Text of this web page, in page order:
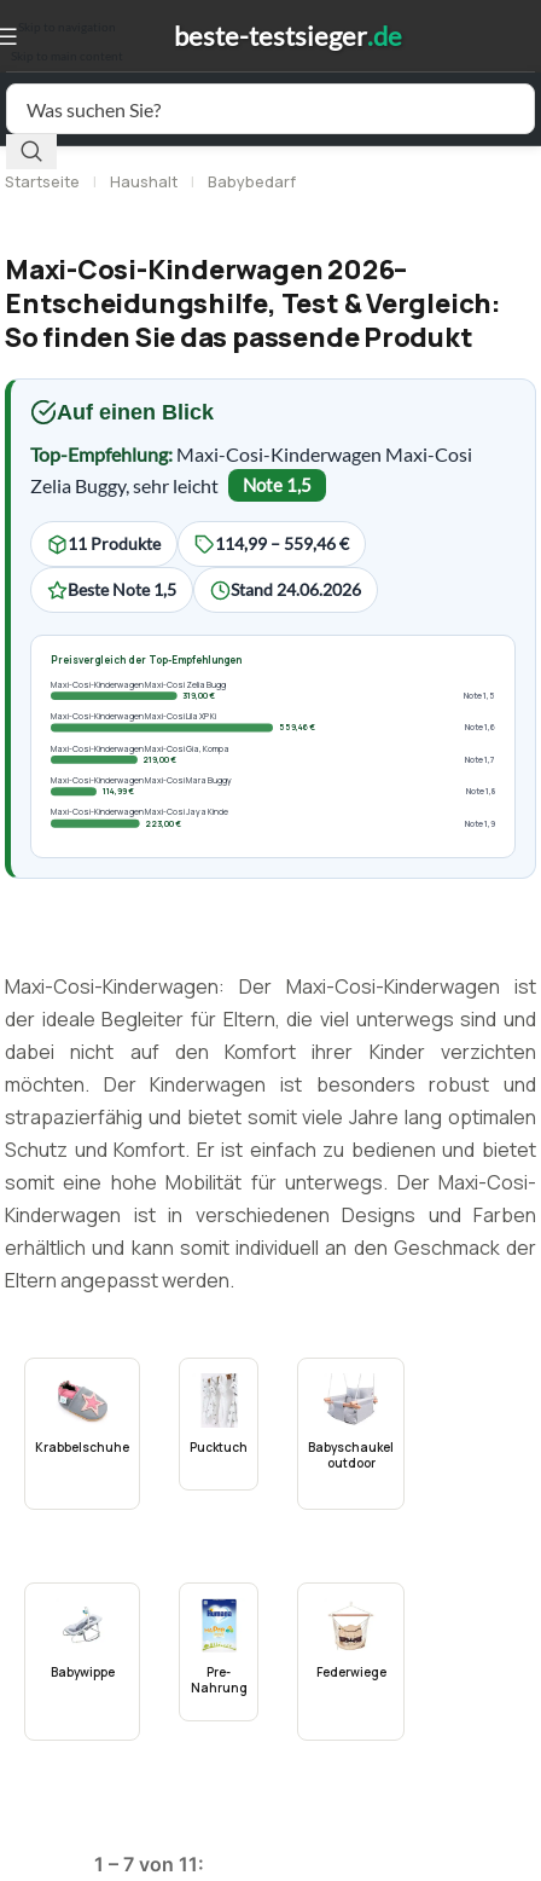
Startseite | Haushalt | Babybedarf
Maxi-Cosi-Kinderwagen 2026–
Entscheidungshilfe, Test & Vergleich:
So finden Sie das passende Produkt
Auf einen Blick
Top-Empfehlung: Maxi-Cosi-Kinderwagen Maxi-Cosi
Zelia Buggy, sehr leicht
Note 1,5
11 Produkte 114,99 – 559,46 €
Beste Note 1,5 Stand 24.06.2026
Preisvergleich der Top-Empfehlungen
Maxi-Cosi-Kinderwagen Maxi-Cosi Zelia Bugg
319,00 €
Note 1,5
Maxi-Cosi-Kinderwagen Maxi-Cosi Lila XP Ki
559,46 €
Note 1,6
Maxi-Cosi-Kinderwagen Maxi-Cosi Gia, Kompa
219,00 €
Note 1,7
Maxi-Cosi-Kinderwagen Maxi-Cosi Mara Buggy
114,99 €
Note 1,8
Maxi-Cosi-Kinderwagen Maxi-Cosi Jaya Kinde
223,00 €
Note 1,9
Maxi-Cosi-Kinderwagen: Der Maxi-Cosi-Kinderwagen ist
der ideale Begleiter für Eltern, die viel unterwegs sind und
dabei nicht auf den Komfort ihrer Kinder verzichten
möchten. Der Kinderwagen ist besonders robust und
strapazierfähig und bietet somit viele Jahre lang optimalen
Schutz und Komfort. Er ist einfach zu bedienen und bietet
somit eine hohe Mobilität für unterwegs. Der Maxi-Cosi-
Kinderwagen ist in verschiedenen Designs und Farben
erhältlich und kann somit individuell an den Geschmack der
Eltern angepasst werden.
Krabbelschuhe Pucktuch
Babyschaukel
outdoor
Babywippe
Pre-
Nahrung
Federwiege
1 – 7 von 11: